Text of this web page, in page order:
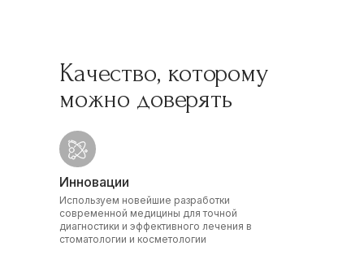
Качество, которому
можно доверять
Используем новейшие разработки
современной медицины для точной
диагностики и эффективного лечения в
стоматологии и косметологии
Инновации